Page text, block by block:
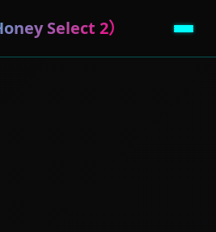
Select 2）